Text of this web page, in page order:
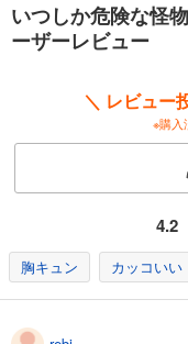
いつしか危険な怪
ーザーレビュー
＼ レビュー
※購入
4.2
胸キュン カッコいい